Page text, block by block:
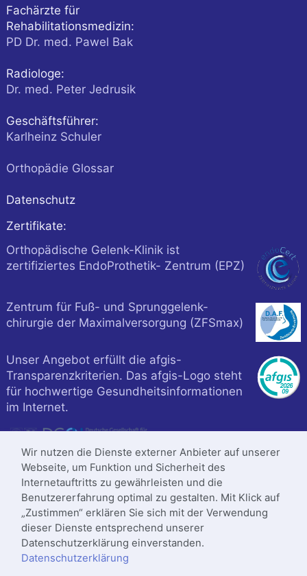
Fachärzte für
Rehabilitationsmedizin:
PD Dr. med. Pawel Bak
Radiologe:
Dr. med. Peter Jedrusik
Geschäftsführer:
Karlheinz Schuler
Orthopädie Glossar
Datenschutz
Zertifikate:
Orthopädische Gelenk-Klinik ist
zertifiziertes EndoProthetik- Zentrum (EPZ)
Zentrum für Fuß- und Sprunggelenk-
chirurgie der Maximalversorgung (ZFSmax)
Unser Angebot erfüllt die afgis-
Transparenzkriterien. Das afgis-Logo steht
für hochwertige Gesundheitsinformationen
im Internet.
Wir nutzen die Dienste externer Anbieter auf unserer
Webseite, um Funktion und Sicherheit des
Internetauftritts zu gewährleisten und die
Benutzererfahrung optimal zu gestalten. Mit Klick auf
„Zustimmen“ erklären Sie sich mit der Verwendung
dieser Dienste entsprechend unserer
Datenschutzerklärung einverstanden.
Datenschutzerklärung